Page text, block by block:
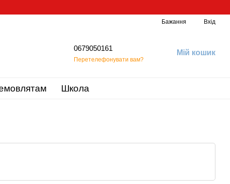
Бажання Вхід
0679050161
Перетелефонувати вам?
Мій кошик
Школа